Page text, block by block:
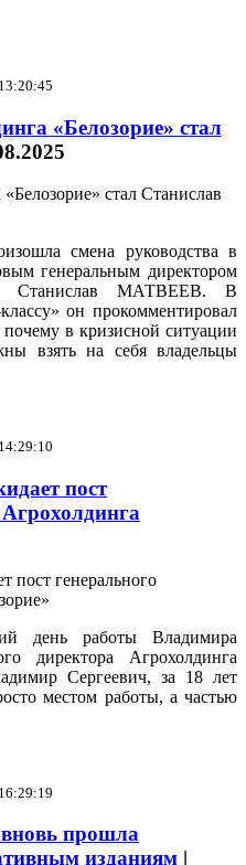
«Белозорие» стал
смена руководства в
генеральным директором
Станислав МАТВЕЕВ. В
он прокомментировал
в кризисной ситуации
взять на себя владельцы
пост
день работы Владимира
директора Агрохолдинга
Сергеевич, за 18 лет
местом работы, а частью
прошла
изданиям |